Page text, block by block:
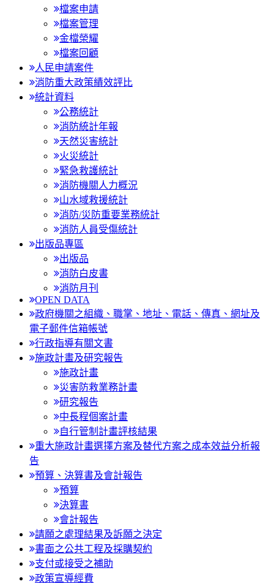
檔案申請
檔案管理
金檔榮耀
檔案回顧
人民申請案件
消防重大政策績效評比
統計資料
公務統計
消防統計年報
天然災害統計
火災統計
緊急救護統計
消防機關人力概況
山水域救援統計
消防/災防重要業務統計
消防人員受傷統計
出版品專區
出版品
消防白皮書
消防月刊
OPEN DATA
政府機關之組織、職掌、地址、電話、傳真、網址及
電子郵件信箱帳號
行政指導有關文書
施政計畫及研究報告
施政計畫
災害防救業務計畫
研究報告
中長程個案計畫
自行管制計畫評核結果
重大施政計畫選擇方案及替代方案之成本效益分析報
告
預算、決算書及會計報告
預算
決算書
會計報告
請願之處理結果及訴願之決定
書面之公共工程及採購契約
支付或接受之補助
政策宣導經費